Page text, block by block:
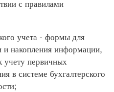
с правилами
учета - формы для
и накопления информации,
первичных
в системе бухгалтерского